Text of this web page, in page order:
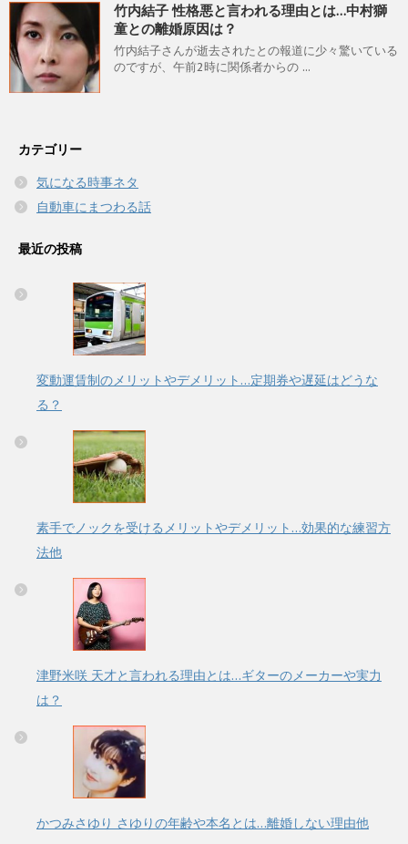
竹内結子 性格悪と言われる理由とは…中村獅
童との離婚原因は？
竹内結子さんが逝去されたとの報道に少々驚いている
のですが、午前2時に関係者からの ...
カテゴリー
気になる時事ネタ
自動車にまつわる話
最近の投稿
変動運賃制のメリットやデメリット…定期券や遅延はどうな
る？
素手でノックを受けるメリットやデメリット…効果的な練習方
法他
津野米咲 天才と言われる理由とは…ギターのメーカーや実力
は？
かつみさゆり さゆりの年齢や本名とは…離婚しない理由他